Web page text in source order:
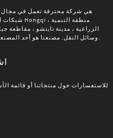
هي شركة محترفة تعمل في مجال
الزراعية ، مدينة تايتشو ، مقاطعة
وسائل النقل. مصنعنا هو أحد المصنعين المحترفين لشباك الصيد في الصين.
للاستفسارات حول منتجاتنا أو قائمة